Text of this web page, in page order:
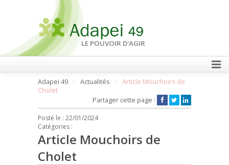
LE POUVOIR D'AGIR
FAIRE UN DON
Adapei 49 Actualités
Article Mouchoirs de
Cholet
Partager cette page :
Posté le : 22/01/2024
Catégories :
Article Mouchoirs de
Cholet